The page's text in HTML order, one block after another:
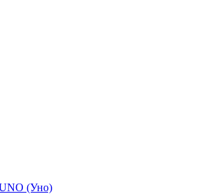
(Уно)